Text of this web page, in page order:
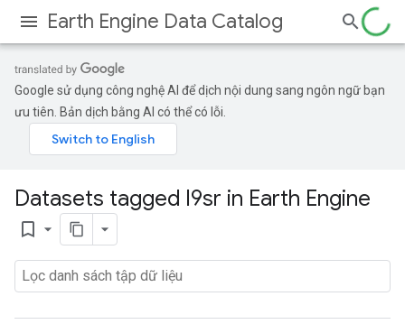
Earth Engine Data Catalog
Google sử dụng công nghệ AI để dịch nội dung sang ngôn ngữ bạn
ưu tiên. Bản dịch bằng AI có thể có lỗi.
Datasets tagged l9sr in Earth Engine
bookmark_border